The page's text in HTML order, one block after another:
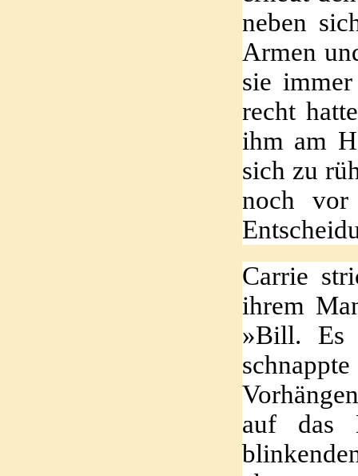
neben
Armen
sie
recht
ihm am
sich zu
noch vor
Carrie
ihrem
»Bill. Es
auf das